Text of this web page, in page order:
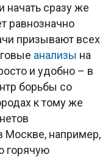
начать сразу же
равнозначно
призывают всех
анализы на
и удобно – в
борьбы со
к тому же
Москве, например,
горячую